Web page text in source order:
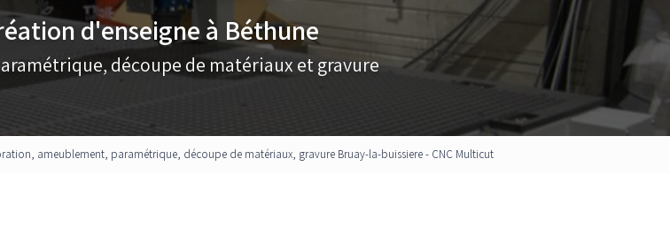
d'enseigne à Béthune
découpe de matériaux et gravure
ameublement, paramétrique, découpe de matériaux, gravure Bruay-la-buissiere - CNC Multicut